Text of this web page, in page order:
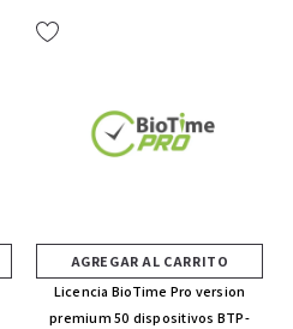
AGREGAR AL CARRITO
Licencia BioTime Pro version
premium 50 dispositivos BTP-